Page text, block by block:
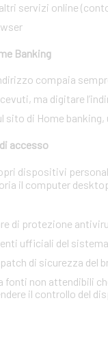
servizi online
Banking
compaia
ma digitare
sito di Home
accesso
dispositivi
il computer
di protezione
ufficiali del
di sicurezza del
non attendibili
il controllo del